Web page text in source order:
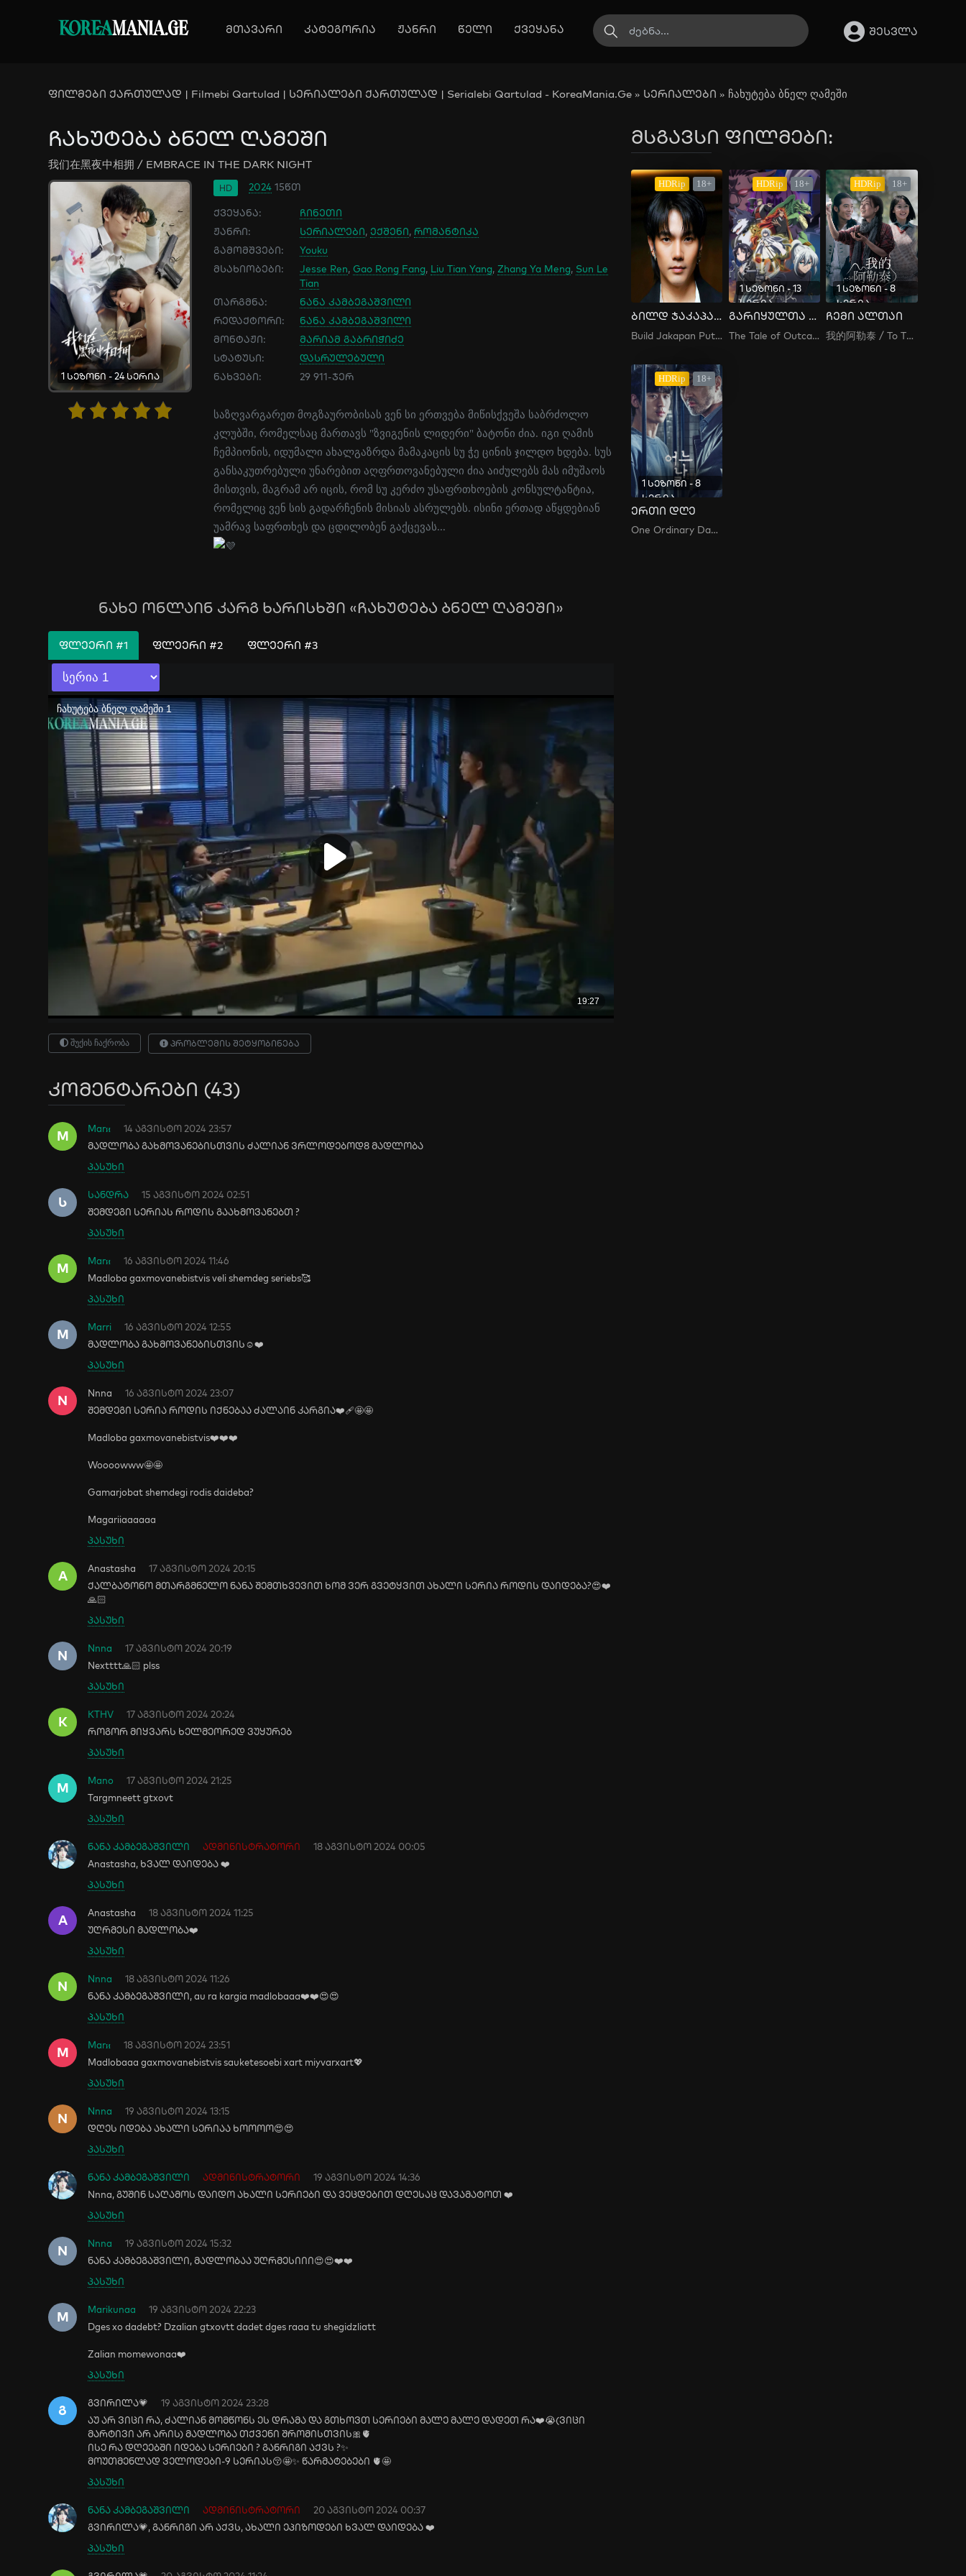
KOREAMANIA.GE მთავარი კატეგორია ჟანრი წელი ქვეყანა შესვლა
ფილმები ქართულად | Filmebi Qartulad | სერიალები ქართულად | Serialebi Qartulad - KoreaMania.Ge » სერიალები » ჩახუტება ბნელ ღამეში
ჩახუტება ბნელ ღამეში
我们在黑夜中相拥 / EMBRACE IN THE DARK NIGHT
1 სეზონი - 24 სერია
2024 15წთ
HD
ქვეყანა:
ჩინეთი
ჟანრი:
სერიალები, ექშენი, რომანტიკა
გამომშვები:
Youku
მსახიობები:
Jesse Ren, Gao Rong Fang, Liu Tian Yang, Zhang Ya Meng, Sun Le
Tian
თარგმნა:
ნანა კამბეგაშვილი
რედაქტორი:
ნანა კამბეგაშვილი
მონტაჟი:
მარიამ გაბრიჭიძე
სტატუსი:
დასრულებული
ნახვები:
29 911-ჯერ
საზღვარგარეთ მოგზაურობისას ვენ სი ერთვება მიწისქვეშა საბრძოლო
კლუბში, რომელსაც მართავს "ზვიგენის ლიდერი" ბატონი ძია. იგი ღამის
ჩემპიონის, იდუმალი ახალგაზრდა მამაკაცის სუ ჭე ცინის ჯილდო ხდება. სუს
განსაკუთრებული უნარებით აღფრთოვანებული ძია აიძულებს მას იმუშაოს
მისთვის, მაგრამ არ იცის, რომ სუ კერძო უსაფრთხოების კონსულტანტია,
რომელიც ვენ სის გადარჩენის მისიას ასრულებს. ისინი ერთად აწყდებიან
უამრავ საფრთხეს და ცდილობენ გაქცევას...
ნახე ონლაინ კარგ ხარისხში «ჩახუტება ბნელ ღამეში»
ᲤᲚᲔᲔᲠᲘ #1 ᲤᲚᲔᲔᲠᲘ #2 ᲤᲚᲔᲔᲠᲘ #3
შუქის ჩაქრობა პრობლემის შეტყობინება
კომენტარები (43)
M Marи
14 აგვისტო 2024 23:57
მადლობა გახმოვანებისთვის ძალიან ვრლოდებოდ8 მადლობა
პასუხი
Ს სანდრა
15 აგვისტო 2024 02:51
შემდეგი სერიას როდის გაახმოვანებთ ?
პასუხი
M Marи
16 აგვისტო 2024 11:46
Madloba gaxmovanebistvis veli shemdeg seriebs🥰
პასუხი
M Marri
16 აგვისტო 2024 12:55
მადლობა გახმოვანებისთვის☺️❤️
პასუხი
N Nnna
16 აგვისტო 2024 23:07
შემდეგი სერია როდის იქნებაა ძალაინ კარგია❤️‍🩹🤩🤩
Madloba gaxmovanebistvis❤️❤️❤️
Woooowww🤩🤩
Gamarjobat shemdegi rodis daideba?
Magariiaaaaaa
პასუხი
A Anastasha
17 აგვისტო 2024 20:15
ქალბატონო მთარგმნელო ნანა შემთხვევით ხომ ვერ გვეტყვით ახალი სერია როდის დაიდება?😍❤️
🙏🏻
პასუხი
N Nnna
17 აგვისტო 2024 20:19
Nextttt🙏🏻 plss
პასუხი
K KTHV
17 აგვისტო 2024 20:24
როგორ მიყვარს ხელმეორედ ვუყურებ
პასუხი
M Mano
17 აგვისტო 2024 21:25
Targmneett gtxovt
პასუხი
ნანა კამბეგაშვილი ადმინისტრატორი
18 აგვისტო 2024 00:05
Anastasha, ხვალ დაიდება ❤️
პასუხი
A Anastasha
18 აგვისტო 2024 11:25
უღრმესი მადლობა❤️
პასუხი
N Nnna
18 აგვისტო 2024 11:26
ნანა კამბეგაშვილი, au ra kargia madlobaaa❤️❤️😍😍
პასუხი
M Marи
18 აგვისტო 2024 23:51
Madlobaaa gaxmovanebistvis sauketesoebi xart miyvarxart💖
პასუხი
N Nnna
19 აგვისტო 2024 13:15
დღეს იდება ახალი სერიაა ხოოოო😍😍
პასუხი
ნანა კამბეგაშვილი ადმინისტრატორი
19 აგვისტო 2024 14:36
Nnna, გუშინ საღამოს დაიდო ახალი სერიები და ვეცდებით დღესაც დავამატოთ ❤️
პასუხი
N Nnna
19 აგვისტო 2024 15:32
ნანა კამბეგაშვილი, მადლობაა უღრმესიიი😍😍❤️❤️
პასუხი
M Marikunaa
19 აგვისტო 2024 22:23
Dges xo dadebt? Dzalian gtxovtt dadet dges raaa tu shegidzliatt
Zalian momewonaa❤️
პასუხი
Გ გვირილა💗
19 აგვისტო 2024 23:28
აუ არ ვიცი რა, ძალიან მომწონს ეს დრამა და გთხოვთ სერიები მალე მალე დადეთ რა❤️😭(ვიცი
მარტივი არ არის) მადლობა თქვენი შრომისთვის🎀🫀
ისე რა დღეებში იდება სერიები ? განრიგი აქვს ?✨
მოუთმენლად ველოდები-9 სერიას😚🤩✨ წარმატებები 🫀🤩
პასუხი
ნანა კამბეგაშვილი ადმინისტრატორი
20 აგვისტო 2024 00:37
გვირილა💗, განრიგი არ აქვს, ახალი ეპიზოდები ხვალ დაიდება ❤️
პასუხი
მსგავსი ფილმები:
HDRip 18+
ბილდ ჯაკაპან პუტტა და მისი სკანდალი
Build Jakapan Puttha
HDRip 18+
1 სეზონი - 13
სერია
გარიყულთა ღამე
The Tale of Outcasts / Nokemono-tachi no Yoru / ノケモノたちの夜
HDRip 18+
1 სეზონი - 8
სერია
ჩემი ალთაი
我的阿勒泰 / To The Wonder / My Altai
HDRip 18+
1 სეზონი - 8
სერია
ერთი დღე
One Ordinary Day / 어느 날 / One Day , That Night , Eoneu Nal , Geunal Bam , Keunal Bam , 그날 밤